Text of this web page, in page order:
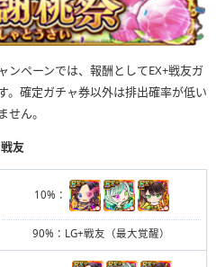
「交換ポイント交換所」を選択
ンペーンでは、報酬としてEX+戦友ガ
。確定ガチャ券以外は排出確率が低い
ん。
友
10%：
90%：LG+戦友（最大覚醒）